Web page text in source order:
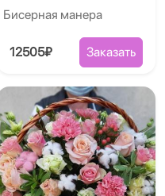
Бисерная манера
12505₽ Заказать